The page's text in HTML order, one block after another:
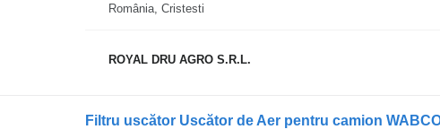
România, Cristesti
ROYAL DRU AGRO S.R.L.